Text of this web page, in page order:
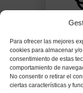
Para ofrecer las mejores
cookies para almacenar y/
consentimiento de estas
comportamiento de
No consentir o retirar el
ciertas características y
Ver